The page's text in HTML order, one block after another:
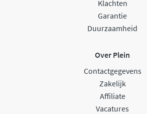
Klachten
Garantie
Duurzaamheid
Over Plein
Contactgegevens
Zakelijk
Affiliate
Vacatures